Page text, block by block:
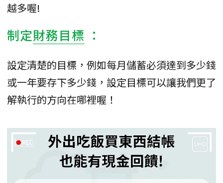
越多喔!
制定財務目標 ：
設定清楚的目標，例如每月儲蓄必須達到多少錢
或一年要存下多少錢，設定目標可以讓我們更了
解執行的方向在哪裡喔！